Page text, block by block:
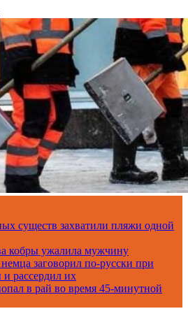
существ захватили пляжи одной
кобры ужалила мужчину
заговорил по-русски при
и рассердил их
в рай во время 45-минутной